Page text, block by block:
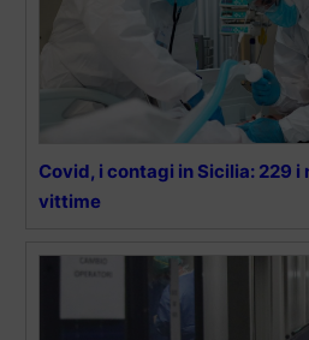
Covid, i contagi in Sicilia: 229 i
vittime